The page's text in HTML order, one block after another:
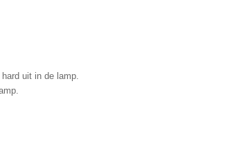
uit in de lamp.